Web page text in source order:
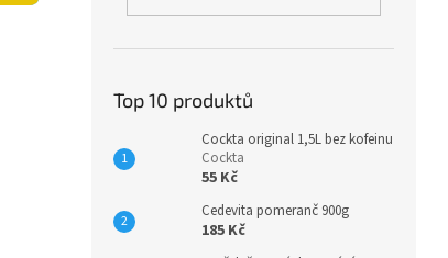
Top 10 produktů
Cockta original 1,5L bez kofeinu
Cockta
55 Kč
Cedevita pomeranč 900g
185 Kč